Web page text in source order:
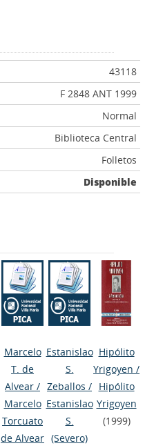
43118
F 2848 ANT 1999
Normal
Biblioteca Central
Folletos
Disponible
Marcelo
T. de
Alvear /
Marcelo
Torcuato
de Alvear
Estanislao
S.
Zeballos /
Estanislao
S.
(Severo)
Hipólito
Yrigoyen /
Hipólito
Yrigoyen
(1999)